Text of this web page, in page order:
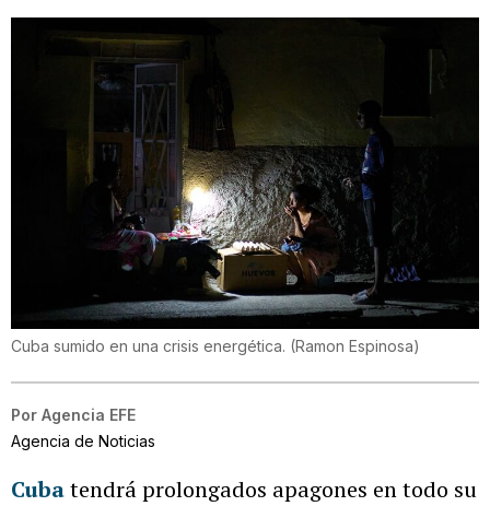
Cuba sumido en una crisis energética. (Ramon Espinosa)
Por Agencia EFE
Agencia de Noticias
Cubatendrá prolongados apagones en todo su